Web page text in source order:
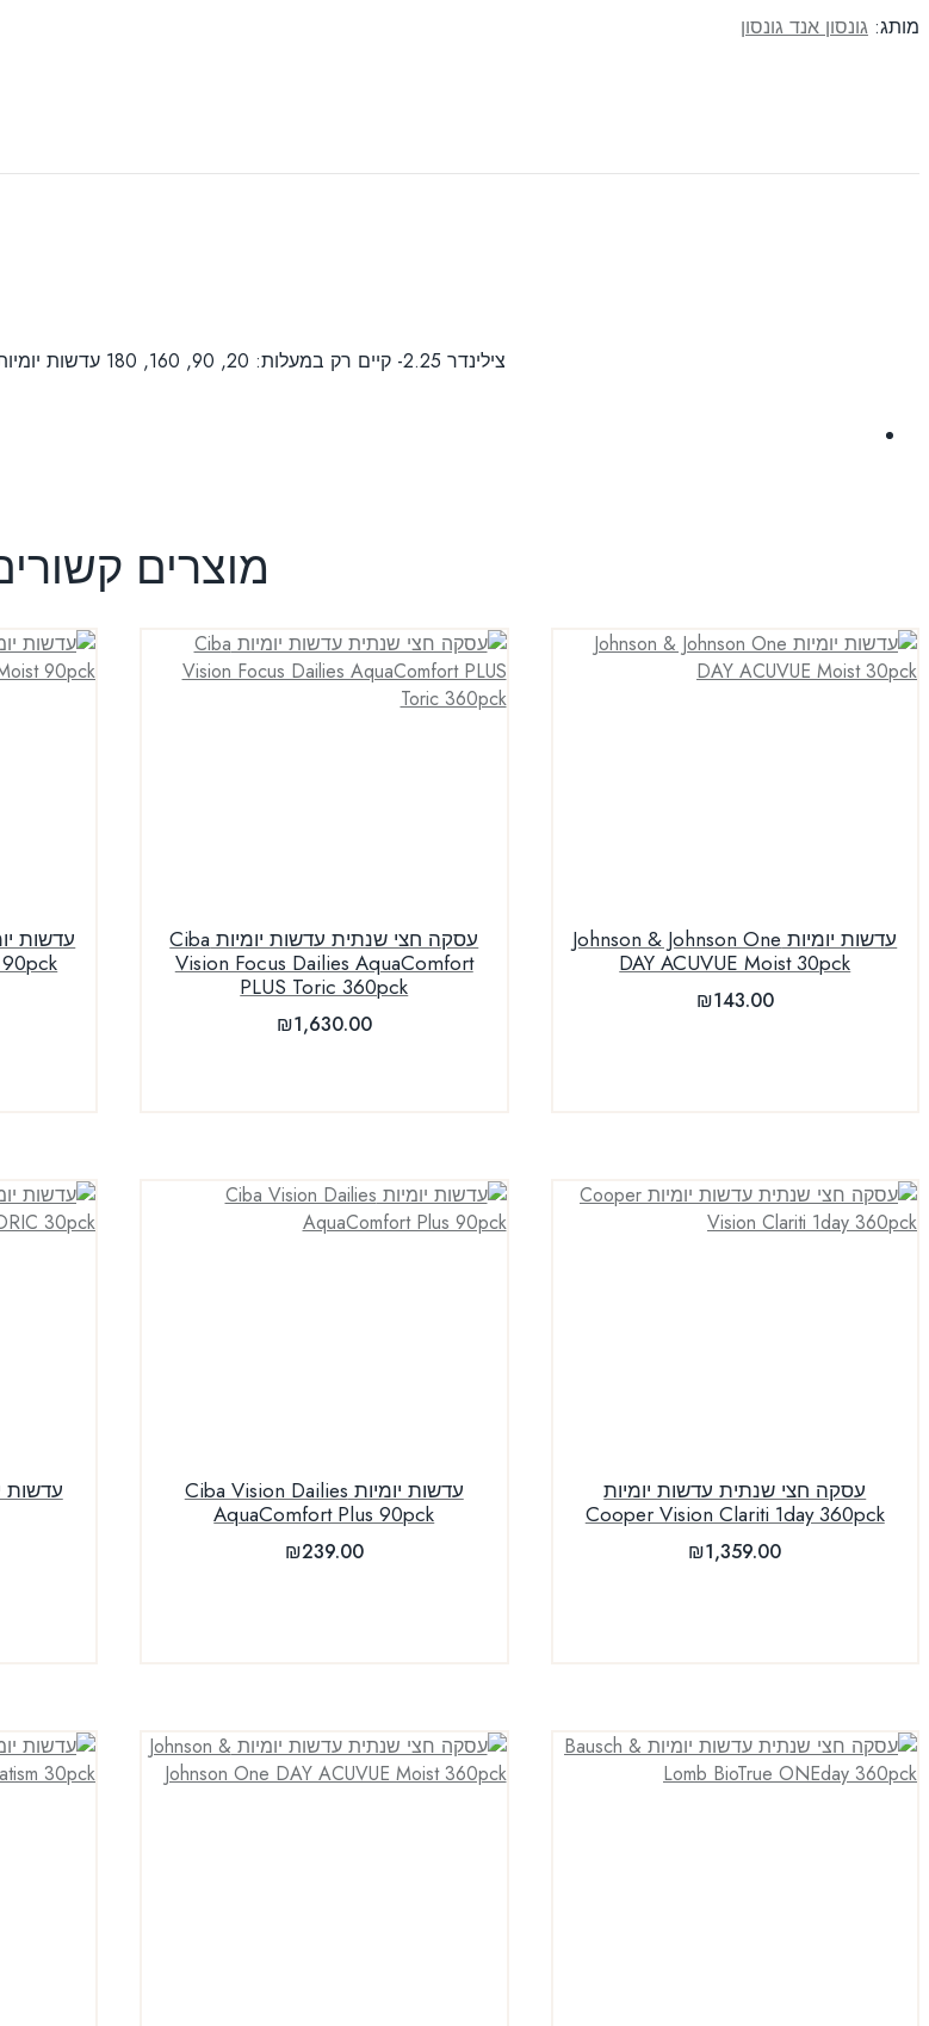
מותג:גונסון אנד גונסון
צילינדר 2.25- קיים רק במעלות: 20, 90, 160, 180 עדשות יומיות עם צילינדר המכילות תוסף לחות לתחושת נוחות גם לאחר שעות הרכבה ממושכות.
מוצרים
עדשות יומיות Johnson & Johnson One
DAY ACUVUE Moist 30pck
₪143.00
עסקה חצי שנתית עדשות יומיות Ciba
Vision Focus Dailies AquaComfort
PLUS Toric 360pck
₪1,630.00
עסקה חצי שנתית עדשות יומיות
Cooper Vision Clariti 1day 360pck
₪1,359.00
עדשות יומיות Ciba Vision Dailies
AquaComfort Plus 90pck
₪239.00